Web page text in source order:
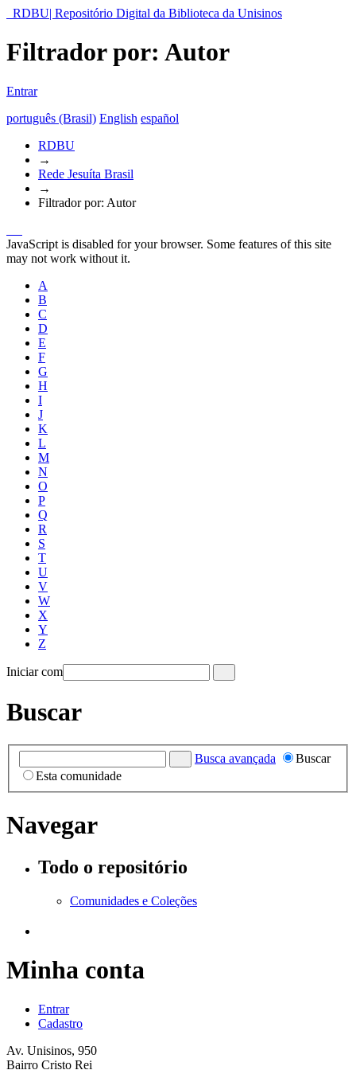
RDBU| Repositório Digital da Biblioteca da Unisinos
Filtrador por: Autor
Entrar
português (Brasil) English español
RDBU
→
Rede Jesuíta Brasil
→
Filtrador por: Autor
JavaScript is disabled for your browser. Some features of this site
may not work without it.
A
B
C
D
E
F
G
H
I
J
K
L
M
N
O
P
Q
R
S
T
U
V
W
X
Y
Z
Iniciar com
Buscar
Busca avançada
Buscar
Esta comunidade
Navegar
Todo o repositório
Comunidades e Coleções
Minha conta
Entrar
Cadastro
Av. Unisinos, 950
Bairro Cristo Rei